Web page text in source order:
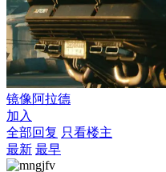
镜像阿拉德
加入
全部回复 只看楼主
最新 最早